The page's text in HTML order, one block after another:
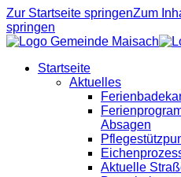
Zur Startseite springenZum
springen
Startseite
Aktuelles
Absagen
Aktuelle